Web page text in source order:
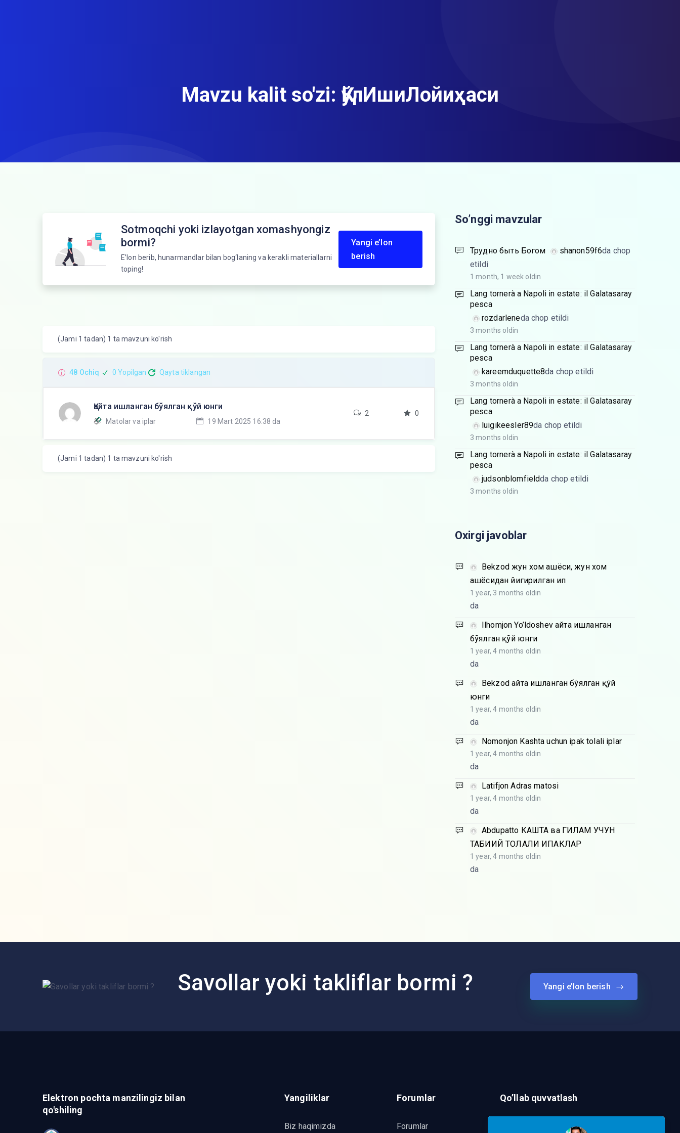
Mavzu kalit so'zi: ҚўлИшиЛойиҳаси
Sotmoqchi yoki izlayotgan xomashyongiz
bormi?
E’lon berib, hunarmandlar bilan bog‘laning va kerakli materiallarni
toping!
Yangi e’lon
berish
(Jami 1 tadan) 1 ta mavzuni ko'rish
48 Ochiq 0 Yopilgan Qayta tiklangan
Қайта ишланган бўялган қўй юнги
Matolar va iplar 19 Mart 2025 16:38 da
2 0
(Jami 1 tadan) 1 ta mavzuni ko'rish
So’nggi mavzular
Трудно быть Богом shanon59f6da chop
etildi
1 month, 1 week oldin
Lang tornerà a Napoli in estate: il Galatasaray
pesca
rozdarleneda chop etildi
3 months oldin
Lang tornerà a Napoli in estate: il Galatasaray
pesca
kareemduquette8da chop etildi
3 months oldin
Lang tornerà a Napoli in estate: il Galatasaray
pesca
luigikeesler89da chop etildi
3 months oldin
Lang tornerà a Napoli in estate: il Galatasaray
pesca
judsonblomfieldda chop etildi
3 months oldin
Oxirgi javoblar
Bekzod жун хом ашёси, жун хом
ашёсидан йигирилган ип
1 year, 3 months oldin
da
Ilhomjon Yo’ldoshev Қайта ишланган
бўялган қўй юнги
1 year, 4 months oldin
da
Bekzod Қайта ишланган бўялган қўй
юнги
1 year, 4 months oldin
da
Nomonjon Kashta uchun ipak tolali iplar
1 year, 4 months oldin
da
Latifjon Adras matosi
1 year, 4 months oldin
da
Abdupatto КАШТА ва ГИЛАМ УЧУН
ТАБИИЙ ТОЛАЛИ ИПАКЛАР
1 year, 4 months oldin
da
Savollar yoki takliflar bormi ? Yangi e’lon berish
Elektron pochta manzilingiz bilan
qo'shiling
Yangiliklar
Biz haqimizda
Forumlar
Forumlar
Qo’llab quvvatlash